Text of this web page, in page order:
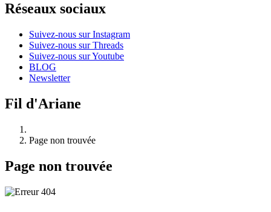
Réseaux sociaux
Suivez-nous sur Instagram
Suivez-nous sur Threads
Suivez-nous sur Youtube
BLOG
Newsletter
Fil d'Ariane
Page non trouvée
Page non trouvée